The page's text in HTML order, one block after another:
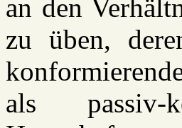
an den
zu üben,
als passiv-